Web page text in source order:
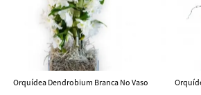
Orquídea Dendrobium Branca No Vaso